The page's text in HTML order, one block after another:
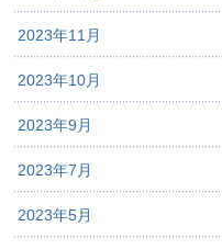
2023年11月
2023年10月
2023年9月
2023年7月
2023年5月